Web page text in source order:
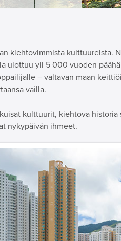
kiehtovimmista kulttuureista.
ulottuu yli 5 000 vuoden
– valtavan maan
vailla.
kulttuurit, kiehtova historia
nykypäivän ihmeet.